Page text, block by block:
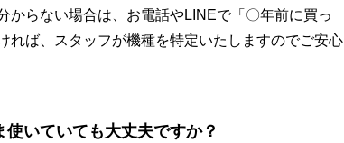
らない場合は、お電話やLINEで「〇年前に買っ
れば、スタッフが機種を特定いたしますのでご安心
いていても大丈夫ですか？